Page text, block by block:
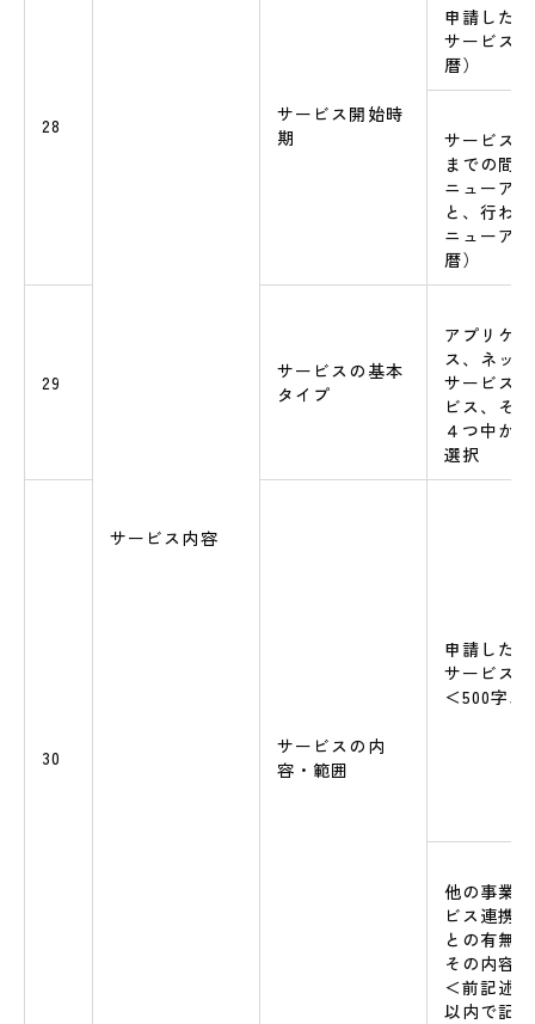
サービス内容
28
サービス開始時
期
申請した
サービス
暦）
サービス
までの間
ニューア
と、行わ
ニューア
暦）
29
サービスの基本
タイプ
アプリケ
ス、ネッ
サービス
ビス、そ
４つ中か
選択
30
サービスの内
容・範囲
申請した
サービス
＜500字以
他の事業
ビス連携
との有無
その内容
＜前記述
以内で記